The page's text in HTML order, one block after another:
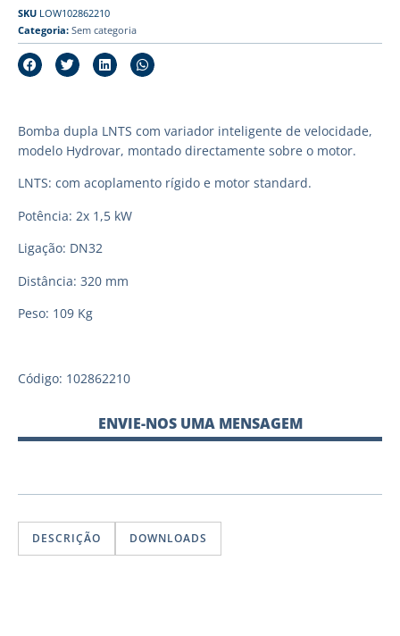
SKU LOW102862210
Categoria: Sem categoria
Bomba dupla LNTS com variador inteligente de velocidade,
modelo Hydrovar, montado directamente sobre o motor.
LNTS: com acoplamento rígido e motor standard.
Potência: 2x 1,5 kW
Ligação: DN32
Distância: 320 mm
Peso: 109 Kg
Código: 102862210
ENVIE-NOS UMA MENSAGEM
DESCRIÇÃO DOWNLOADS